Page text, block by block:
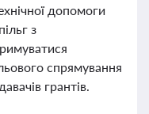
допомоги
з
спрямування
грантів.